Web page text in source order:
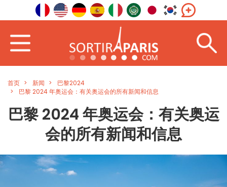
首页 新闻
巴黎2024
巴黎 2024 年奥运会：有关奥运会的所有新闻和信息
巴黎 2024 年奥运会：有关奥运
会的所有新闻和信息